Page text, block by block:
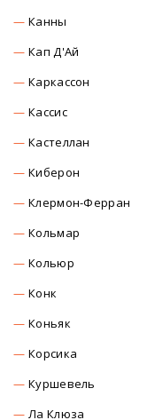
Канны
Кап Д'Ай
Каркасcон
Касcиc
Кастеллан
Киберон
Клермон-Ферран
Кольмар
Кольюр
Конк
Коньяк
Корсика
Куршевель
Ла Клюза